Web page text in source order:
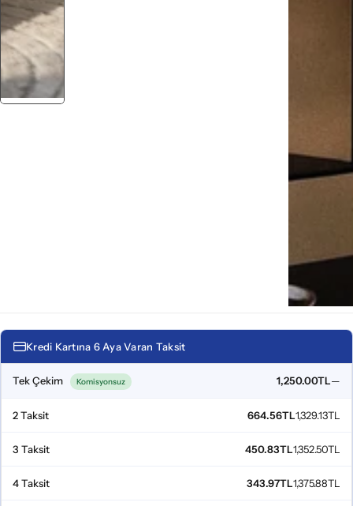
Kredi Kartına 6 Aya Varan Taksit
Tek Çekim Komisyonsuz 1,250.00TL—
2 Taksit 664.56TL1,329.13TL
3 Taksit 450.83TL1,352.50TL
4 Taksit 343.97TL1,375.88TL